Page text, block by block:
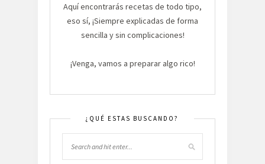
Aquí encontrarás recetas de todo tipo,
eso sí, ¡Siempre explicadas de forma
sencilla y sin complicaciones!
¡Venga, vamos a preparar algo rico!
¿QUÉ ESTAS BUSCANDO?